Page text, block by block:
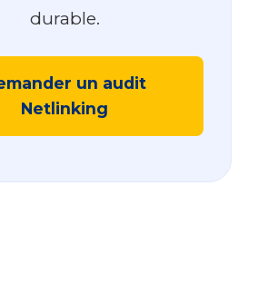
durable.
un audit
Netlinking